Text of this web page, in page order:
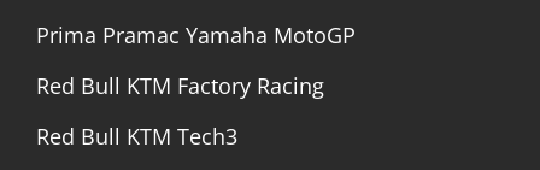
Prima Pramac Yamaha MotoGP
Red Bull KTM Factory Racing
Red Bull KTM Tech3